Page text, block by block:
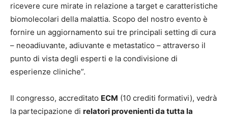
ricevere cure mirate in relazione a target e caratteristiche
biomolecolari della malattia. Scopo del nostro evento è
fornire un aggiornamento sui tre principali setting di cura
– neoadiuvante, adiuvante e metastatico – attraverso il
punto di vista degli esperti e la condivisione di
esperienze cliniche”.
Il congresso, accreditato ECM (10 crediti formativi), vedrà
la partecipazione di relatori provenienti da tutta la